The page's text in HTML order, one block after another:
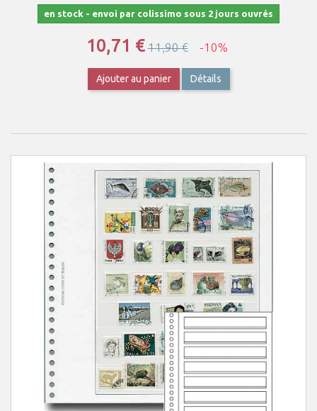
en stock - envoi par colissimo sous 2 jours ouvrés
10,71 €11,90 € -10%
Ajouter au panier Détails